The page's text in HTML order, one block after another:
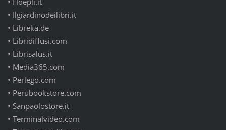
• Ilgiardinodeilibri.it
• Libreka.de
• Libridiffusi.com
• Librisalus.it
• Media365.com
• Perlego.com
• Perubookstore.com
• Sanpaolostore.it
• Terminalvideo.com